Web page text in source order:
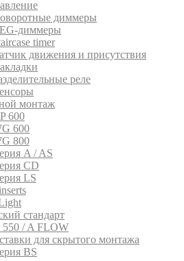
диммеры
диммеры
timer
движения и присутствия
реле
монтаж
600
600
800
A / AS
CD
LS
стандарт
550 / A FLOW
для скрытого монтажа
BS